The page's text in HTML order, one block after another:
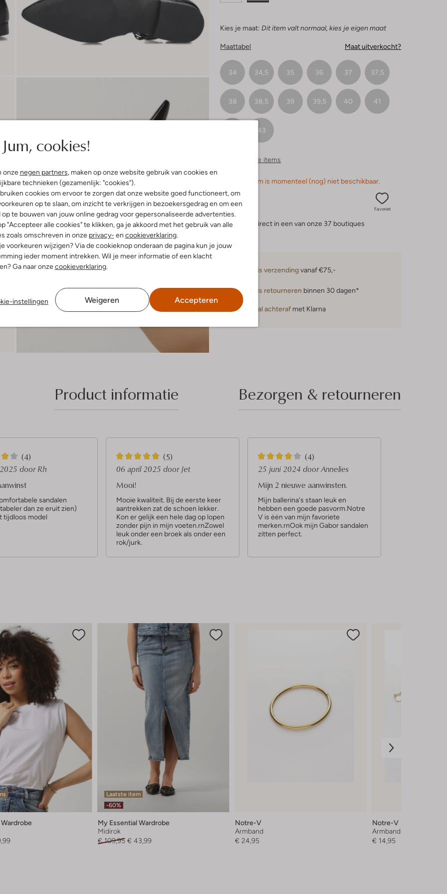
Jum, cookies!
onze negen partners, maken op onze website gebruik van cookies en
technieken (gezamenlijk: "cookies").
cookies om ervoor te zorgen dat onze website goed functioneert, om
op te slaan, om inzicht te verkrijgen in bezoekersgedrag en om een
op te bouwen van jouw online gedrag voor gepersonaliseerde advertenties.
"Accepteer alle cookies" te klikken, ga je akkoord met het gebruik van alle
zoals omschreven in onze privacy- en cookieverklaring.
voorkeuren wijzigen? Via de cookieknop onderaan de pagina kun je jouw
ieder moment intrekken. Wil je meer informatie of een klacht
Ga naar onzecookieverklaring.
instellingen Weigeren Accepteren
Kies je maat: Dit item valt normaal, kies je eigen maat
Maattabel Maat uitverkocht?
34 34,5 35 36 37 37,5
38 38,5 39 39,5 40 41
43
Vergelijkbare items
Sorry, dit item is momenteel (nog) niet beschikbaar.
Favoriet
Reserveer direct in een van onze 37 boutiques
Gratis verzendingvanaf €75,-
Gratis retourneren binnen 30 dagen*
Betaal achteraf met Klarna
Product informatie Bezorgen & retourneren
(4)
door Rh
sandalen
dan ze eruit zien)
tijdloos model
5
S
t
e
r
r
e
(5)
06 april 2025 door Jet
Mooi!
Mooie kwaliteit. Bij de eerste keer
aantrekken zat de schoen lekker.
Kon er gelijk een hele dag op lopen
zonder pijn in mijn voeten.rnZowel
leuk onder een broek als onder een
rok/jurk.
4
S
t
e
r
r
e
(4)
25 juni 2024 door Annelies
Mijn 2 nieuwe aanwinsten.
Mijn ballerina's staan leuk en
hebben een goede pasvorm.Notre
V is ėėn van mijn favoriete
merken.rnOok mijn Gabor sandalen
zitten perfect.
Laatste item
-60%
My Essential Wardrobe
Midirok
€ 109,95 € 43,99
Notre-V
Armband
€ 24,95
Notre-V
Armband
€ 14,95